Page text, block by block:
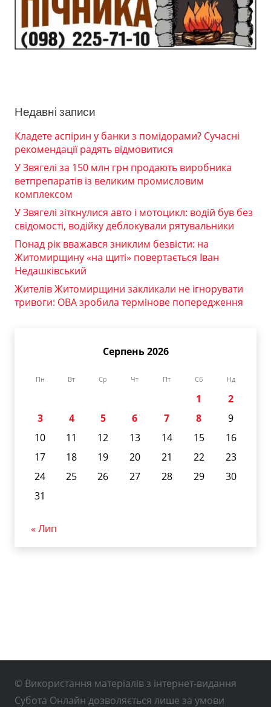
Недавні записи
Кладете аспірин у банки з помідорами? Сучасні
рекомендації радять відмовитися
У Звягелі за 150 млн грн продають виробника
ветпрепаратів із великим промисловим
комплексом
У Звягелі зіткнулися авто і мотоцикл: водій був без
свідомості, водійку деблокували рятувальники
Понад рік вважався зниклим безвісти: на
Житомирщину «на щиті» повертається Іван
Недашківський
Жителів Житомирщини закликали не ігнорувати
тривоги: ОВА зробила термінове попередження
Серпень 2026
Пн Вт Ср Чт Пт Сб Нд
1
2
3
4 5 6 7 8
9
10
11 12 13 14 15
16
17
18 19 20 21 22
23
24
25 26 27 28 29
30
31
« Лип
© Використання матеріалів з інтернет-видання
Субота Онлайн дозволяється лише за умови